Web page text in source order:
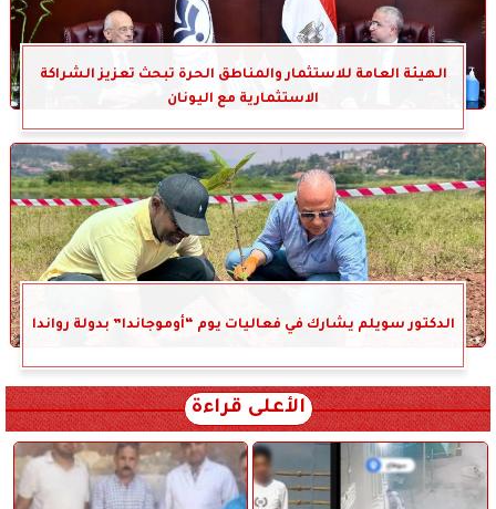
الهيئة العامة للاستثمار والمناطق الحرة تبحث تعزيز الشراكة
الاستثمارية مع اليونان
الدكتور سويلم يشارك في فعاليات يوم “أوموجاندا” بدولة رواندا
الأعلى قراءة